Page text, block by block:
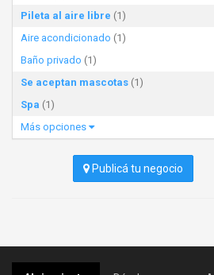
Pileta al aire libre (1)
Aire acondicionado (1)
Baño privado (1)
Se aceptan mascotas (1)
Spa (1)
Más opciones
Publicá tu negocio